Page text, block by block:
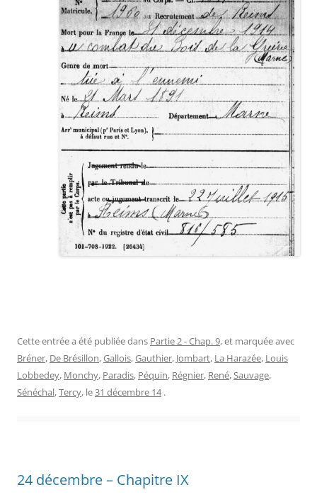
Cette entrée a été publiée dans Partie 2 - Chap. 9, et marquée avec
Bréner, De Brésillon,Gallois,Gauthier, Jombart, La Harazée, Louis
Lobbedey, Monchy, Paradis, Péquin, Régnier, René,Sauvage,
Sénéchal,Tercy, le31 décembre 14 .
24 décembre – Chapitre IX